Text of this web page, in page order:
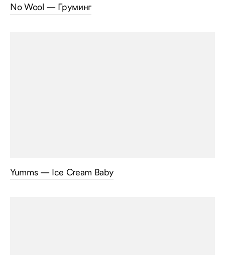
No Wool — Груминг
Yumms — Ice Cream Baby